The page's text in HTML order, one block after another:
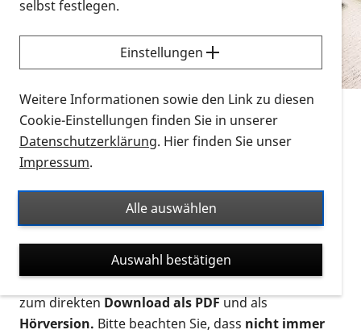
Sie möchten wissen, wie Sie nach Infonmaterial
suchen und dieses bestellen bzw. herunterladen
können? Schauen Sie sich dieErklärvideos zum
Thema Infomaterial auf der PRO RETINA-Website
für blinde und sehbehinderte Menschen an.
Auf dieser Seite finden Sie sämtliches Infomaterial
Ort. Nutzen Sie den Formatfilter, um ausschließlich
nach Flyern und Broschüren, Audios oder Videos zu
suchen. Die meisten Flyer und Broschüren werden in
verschiedenen Formaten angeboten: zur
postalischen Bestellung als gedruckte Variante
zum direktenDownload als PDFund als
Hörversion. Bitte beachten Sie, dass nicht immer
selbst festlegen.
Einstellungen
Weitere Informationen sowie den Link zu diesen
Cookie-Einstellungen finden Sie in unserer
Datenschutzerklärung. Hier finden Sie unser
Impressum.
Alle auswählen
Auswahl bestätigen